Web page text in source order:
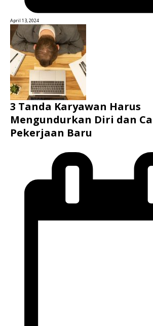
April 13, 2024
3 Tanda Karyawan Harus
Mengundurkan Diri dan
Pekerjaan Baru